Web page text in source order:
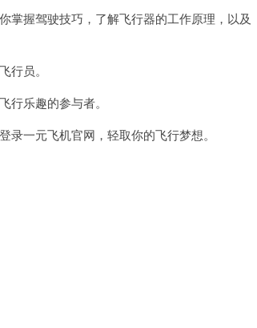
握驾驶技巧，了解飞行器的工作原理，以及
员。
乐趣的参与者。
一元飞机官网，轻取你的飞行梦想。